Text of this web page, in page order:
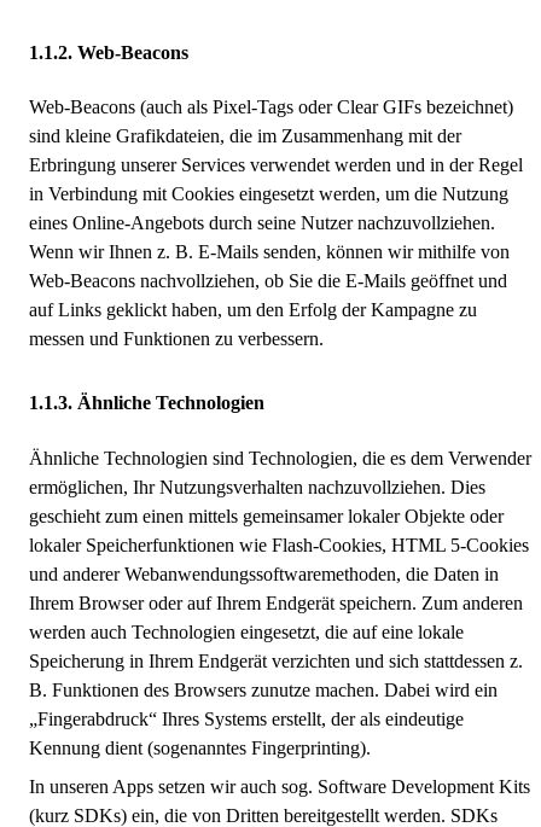
Web-Beacons
Web-Beacons (auch als Pixel-Tags oder Clear GIFs bezeichnet)
sind kleine Grafikdateien, die im Zusammenhang mit der
Erbringung unserer Services verwendet werden und in der Regel
in Verbindung mit Cookies eingesetzt werden, um die Nutzung
eines Online-Angebots durch seine Nutzer nachzuvollziehen.
Wenn wir Ihnen z. B. E-Mails senden, können wir mithilfe von
Web-Beacons nachvollziehen, ob Sie die E-Mails geöffnet und
auf Links geklickt haben, um den Erfolg der Kampagne zu
messen und Funktionen zu verbessern.
Ähnliche Technologien
Ähnliche Technologien sind Technologien, die es dem Verwender
ermöglichen, Ihr Nutzungsverhalten nachzuvollziehen. Dies
geschieht zum einen mittels gemeinsamer lokaler Objekte oder
lokaler Speicherfunktionen wie Flash-Cookies, HTML 5-Cookies
und anderer Webanwendungssoftwaremethoden, die Daten in
Ihrem Browser oder auf Ihrem Endgerät speichern. Zum anderen
werden auch Technologien eingesetzt, die auf eine lokale
Speicherung in Ihrem Endgerät verzichten und sich stattdessen z.
B. Funktionen des Browsers zunutze machen. Dabei wird ein
„Fingerabdruck“ Ihres Systems erstellt, der als eindeutige
Kennung dient (sogenanntes Fingerprinting).
In unseren Apps setzen wir auch sog. Software Development Kits
(kurz SDKs) ein, die von Dritten bereitgestellt werden. SDKs